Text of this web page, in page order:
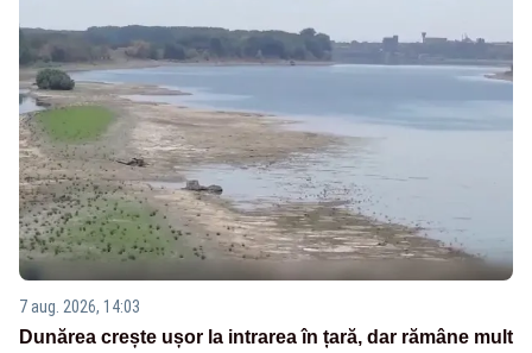
7 aug. 2026, 14:03
Dunărea crește ușor la intrarea în țară, dar rămâne mult